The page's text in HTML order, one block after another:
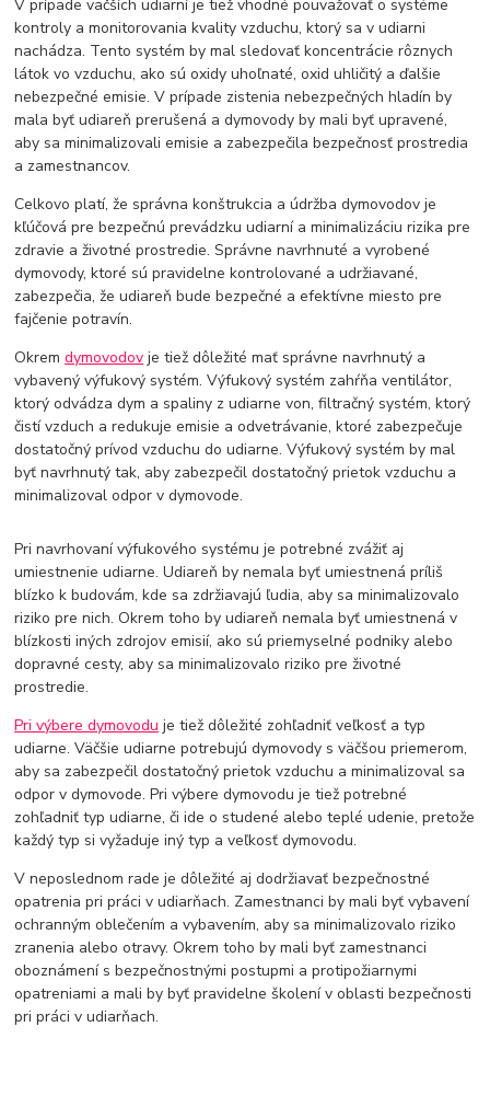
V prípade väčších udiarní je tiež vhodné pouvažovať o systéme
kontroly a monitorovania kvality vzduchu, ktorý sa v udiarni
nachádza. Tento systém by mal sledovať koncentrácie rôznych
látok vo vzduchu, ako sú oxidy uhoľnaté, oxid uhličitý a ďalšie
nebezpečné emisie. V prípade zistenia nebezpečných hladín by
mala byť udiareň prerušená a dymovody by mali byť upravené,
aby sa minimalizovali emisie a zabezpečila bezpečnosť prostredia
a zamestnancov.
Celkovo platí, že správna konštrukcia a údržba dymovodov je
kľúčová pre bezpečnú prevádzku udiarní a minimalizáciu rizika pre
zdravie a životné prostredie. Správne navrhnuté a vyrobené
dymovody, ktoré sú pravidelne kontrolované a udržiavané,
zabezpečia, že udiareň bude bezpečné a efektívne miesto pre
fajčenie potravín.
Okremdymovodov je tiež dôležité mať správne navrhnutý a
vybavený výfukový systém. Výfukový systém zahŕňa ventilátor,
ktorý odvádza dym a spaliny z udiarne von, filtračný systém, ktorý
čistí vzduch a redukuje emisie a odvetrávanie, ktoré zabezpečuje
dostatočný prívod vzduchu do udiarne. Výfukový systém by mal
byť navrhnutý tak, aby zabezpečil dostatočný prietok vzduchu a
minimalizoval odpor v dymovode.
Pri navrhovaní výfukového systému je potrebné zvážiť aj
umiestnenie udiarne. Udiareň by nemala byť umiestnená príliš
blízko k budovám, kde sa zdržiavajú ľudia, aby sa minimalizovalo
riziko pre nich. Okrem toho by udiareň nemala byť umiestnená v
blízkosti iných zdrojov emisií, ako sú priemyselné podniky alebo
dopravné cesty, aby sa minimalizovalo riziko pre životné
prostredie.
Pri výbere dymovodu je tiež dôležité zohľadniť veľkosť a typ
udiarne. Väčšie udiarne potrebujú dymovody s väčšou priemerom,
aby sa zabezpečil dostatočný prietok vzduchu a minimalizoval sa
odpor v dymovode. Pri výbere dymovodu je tiež potrebné
zohľadniť typ udiarne, či ide o studené alebo teplé udenie, pretože
každý typ si vyžaduje iný typ a veľkosť dymovodu.
V neposlednom rade je dôležité aj dodržiavať bezpečnostné
opatrenia pri práci v udiarňach. Zamestnanci by mali byť vybavení
ochranným oblečením a vybavením, aby sa minimalizovalo riziko
zranenia alebo otravy. Okrem toho by mali byť zamestnanci
oboznámení s bezpečnostnými postupmi a protipožiarnymi
opatreniami a mali by byť pravidelne školení v oblasti bezpečnosti
pri práci v udiarňach.